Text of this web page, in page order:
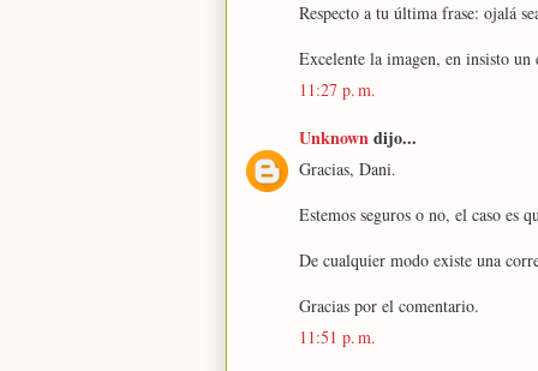
Respecto a tu última frase: ojalá
Excelente la imagen, en insisto un
11:27 p. m.
Unknowndijo...
Gracias, Dani.
Estemos seguros o no, el caso es
De cualquier modo existe una
Gracias por el comentario.
11:51 p. m.